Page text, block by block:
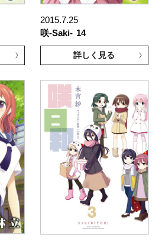
2015.7.25
咲-Saki- 14
詳しく見る